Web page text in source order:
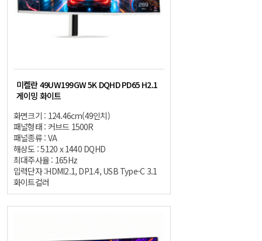
미켈란 49UW199GW 5K DQHD PD65 H2.1
게이밍 화이트
화면크기 : 124.46cm(49인치)
패널형태 : 커브드 1500R
패널종류 : VA
해상도 : 5120 x 1440 DQHD
최대주사율 : 165Hz
입력단자 :HDMI2.1, DP1.4, USB Type-C 3.1
화이트컬러